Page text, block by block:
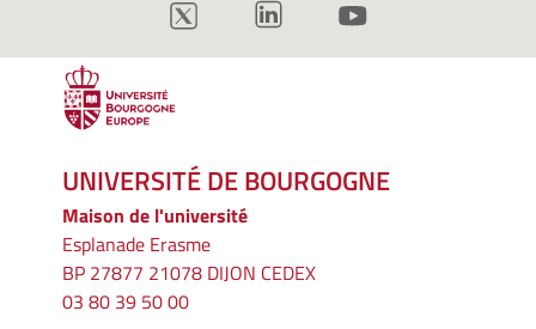
UNIVERSITÉ DE BOURGOGNE
Maison de l'université
Esplanade Erasme
BP 27877 21078 DIJON CEDEX
03 80 39 50 00